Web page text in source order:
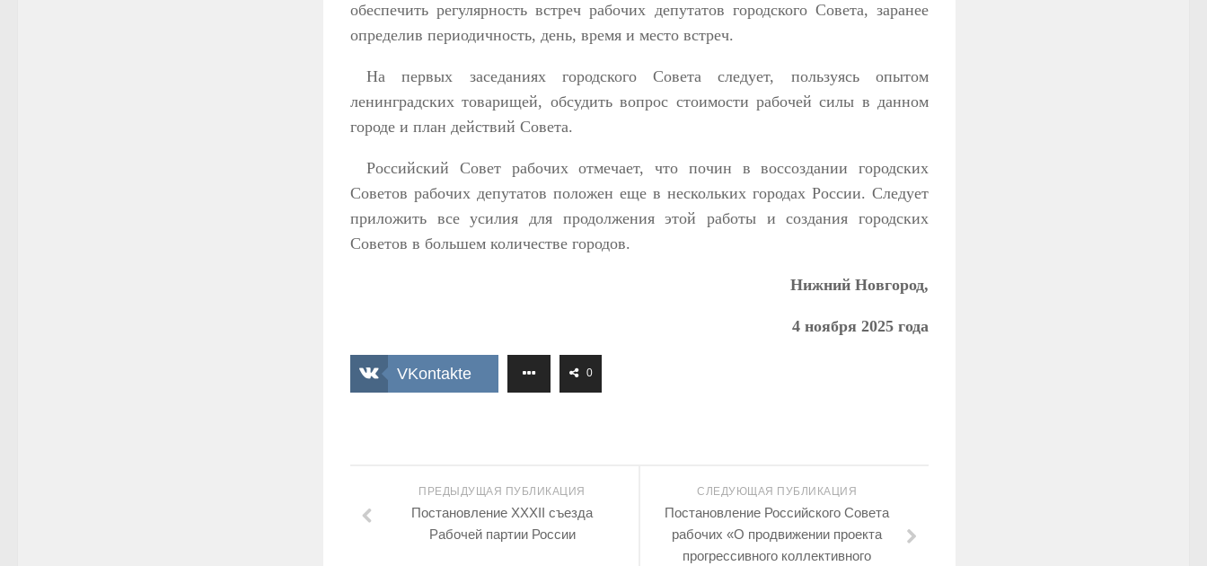
обеспечить регулярность встреч рабочих депутатов городского Совета, заранее
определив периодичность, день, время и место встреч.
На первых заседаниях городского Совета следует, пользуясь опытом
ленинградских товарищей, обсудить вопрос стоимости рабочей силы в данном
городе и план действий Совета.
Российский Совет рабочих отмечает, что почин в воссоздании городских
Советов рабочих депутатов положен еще в нескольких городах России. Следует
приложить все усилия для продолжения этой работы и создания городских
Советов в большем количестве городов.
Нижний Новгород,
4 ноября 2025 года
VKontakte 0
СЛЕДУЮЩАЯ ПУБЛИКАЦИЯ
Постановление Российского Совета
рабочих «О продвижении проекта
прогрессивного коллективного
ПРЕДЫДУЩАЯ ПУБЛИКАЦИЯ
Постановление XXXII съезда
Рабочей партии России